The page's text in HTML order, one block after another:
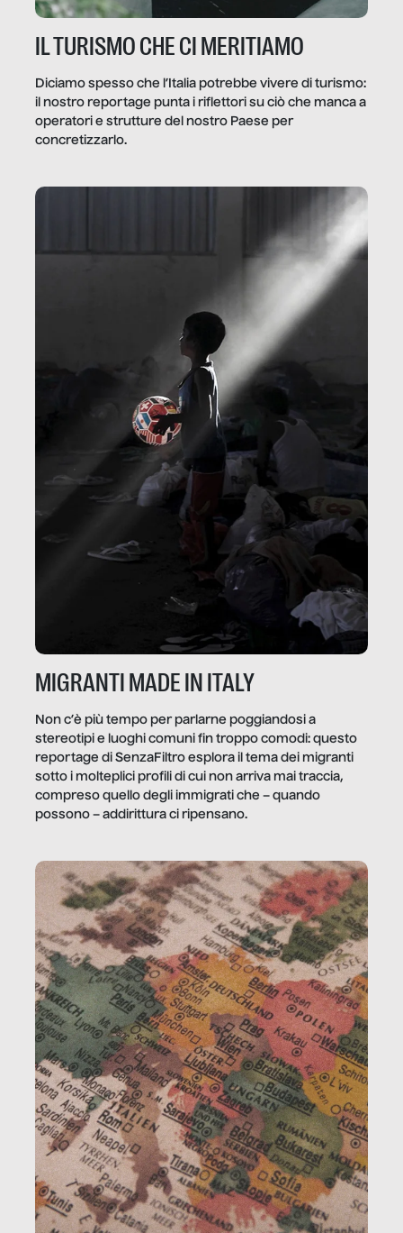
IL TURISMO CHE CI MERITIAMO
Diciamo spesso che l’Italia potrebbe vivere di turismo:
il nostro reportage punta i riflettori su ciò che manca a
operatori e strutture del nostro Paese per
concretizzarlo.
MIGRANTI MADE IN ITALY
Non c’è più tempo per parlarne poggiandosi a
stereotipi e luoghi comuni fin troppo comodi: questo
reportage di SenzaFiltro esplora il tema dei migranti
sotto i molteplici profili di cui non arriva mai traccia,
compreso quello degli immigrati che – quando
possono – addirittura ci ripensano.